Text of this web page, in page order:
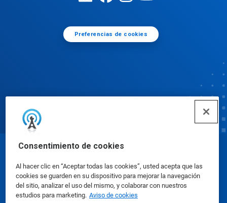
Consentimiento de cookies
Al hacer clic en “Aceptar todas las cookies”, usted acepta que las
cookies se guarden en su dispositivo para mejorar la navegación
del sitio, analizar el uso del mismo, y colaborar con nuestros
estudios para marketing. Aviso de cookies
Preferencias de cookies
Hojas de datos sobre seguridad|Política de
privacidad|Términos de uso